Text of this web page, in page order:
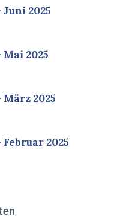
2025
2025
2025
2025